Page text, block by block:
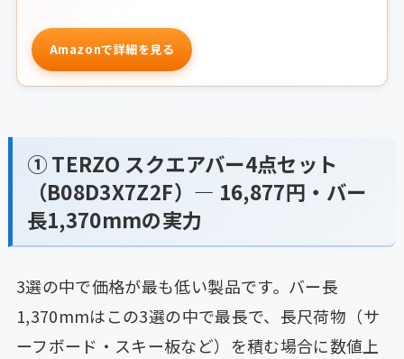
Amazonで詳細を見る
① TERZO スクエアバー4点セット
（B08D3X7Z2F）— 16,877円・バー
長1,370mmの実力
3選の中で価格が最も低い製品です。バー長
1,370mmはこの3選の中で最長で、長尺荷物（サ
ーフボード・スキー板など）を積む場合に数値上